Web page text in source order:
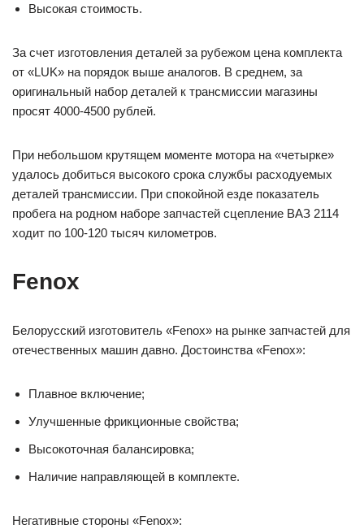
Высокая стоимость.
За счет изготовления деталей за рубежом цена комплекта
от «LUK» на порядок выше аналогов. В среднем, за
оригинальный набор деталей к трансмиссии магазины
просят 4000-4500 рублей.
При небольшом крутящем моменте мотора на «четырке»
удалось добиться высокого срока службы расходуемых
деталей трансмиссии. При спокойной езде показатель
пробега на родном наборе запчастей сцепление ВАЗ 2114
ходит по 100-120 тысяч километров.
Fenox
Белорусский изготовитель «Fenox» на рынке запчастей для
отечественных машин давно. Достоинства «Fenox»:
Плавное включение;
Улучшенные фрикционные свойства;
Высокоточная балансировка;
Наличие направляющей в комплекте.
Негативные стороны «Fenox»: